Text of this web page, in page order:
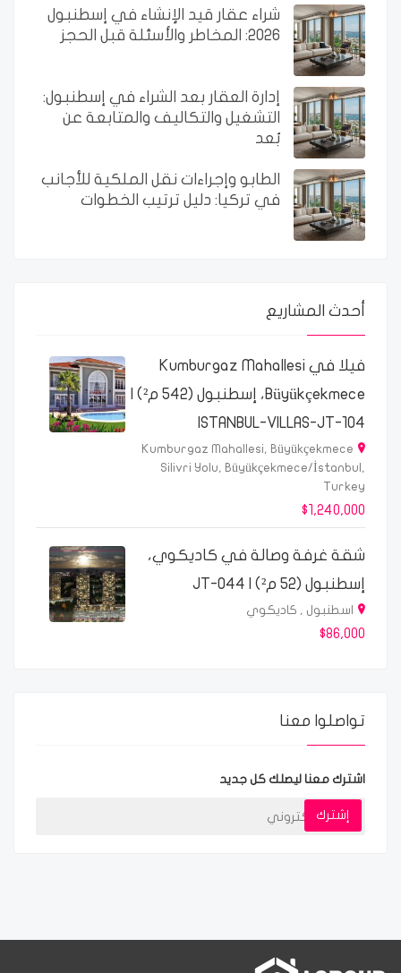
شراء عقار قيد الإنشاء في إسطنبول
2026: المخاطر والأسئلة قبل الحجز
إدارة العقار بعد الشراء في إسطنبول:
التشغيل والتكاليف والمتابعة عن
بُعد
الطابو وإجراءات نقل الملكية للأجانب
في تركيا: دليل ترتيب الخطوات
أحدث المشاريع
فيلا في Kumburgaz Mahallesi
Büyükçekmece، إسطنبول (542 م²) |
ISTANBUL-VILLAS-JT-104
Kumburgaz Mahallesi, Büyükçekmece
Silivri Yolu, Büyükçekmece/İstanbul,
Turkey
$1,240,000
شقة غرفة وصالة في كاديكوي،
إسطنبول (52 م²) | JT-044
اسطنبول , كاديكوي
$86,000
تواصلوا معنا
اشترك معنا ليصلك كل جديد
إشترك